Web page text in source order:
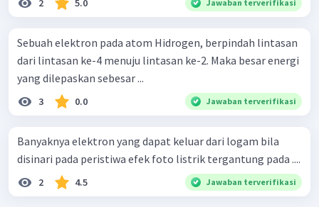
2 5.0 Jawaban terverifikasi
Sebuah elektron pada atom Hidrogen, berpindah lintasan
dari lintasan ke-4 menuju lintasan ke-2. Maka besar energi
yang dilepaskan sebesar ...
3 0.0 Jawaban terverifikasi
Banyaknya elektron yang dapat keluar dari logam bila
disinari pada peristiwa efek foto listrik tergantung pada ....
2 4.5 Jawaban terverifikasi